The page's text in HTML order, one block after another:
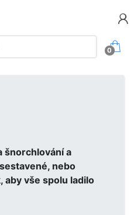
0
šnorchlování a
nebo
aby vše spolu ladilo